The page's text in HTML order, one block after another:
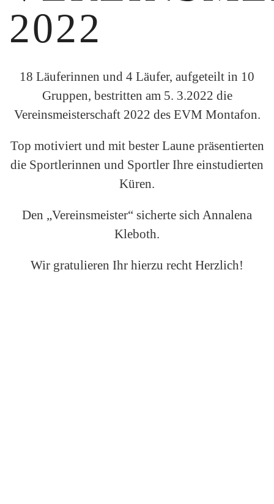
2022
18 Läuferinnen und 4 Läufer, aufgeteilt in 10
Gruppen, bestritten am 5. 3.2022 die
Vereinsmeisterschaft 2022 des EVM Montafon.
Top motiviert und mit bester Laune präsentierten
die Sportlerinnen und Sportler Ihre einstudierten
Küren.
Den „Vereinsmeister“ sicherte sich Annalena
Kleboth.
Wir gratulieren Ihr hierzu recht Herzlich!